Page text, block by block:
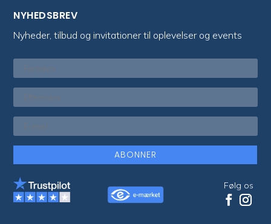
NYHEDSBREV
Nyheder, tilbud og invitationer til oplevelser og events
ABONNER
Følg os